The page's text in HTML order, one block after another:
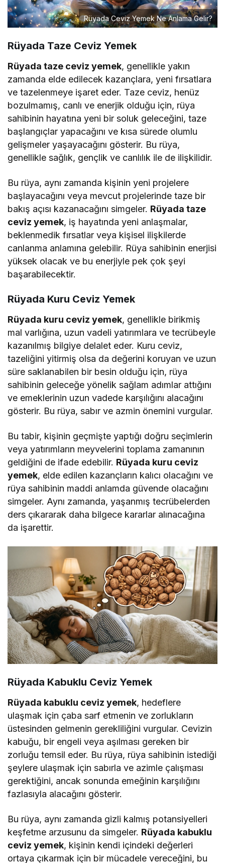
Rüyada Ceviz Yemek Ne Anlama Gelir?
Rüyada Taze Ceviz Yemek
Rüyada taze ceviz yemek, genellikle yakın
zamanda elde edilecek kazançlara, yeni fırsatlara
ve tazelenmeye işaret eder. Taze ceviz, henüz
bozulmamış, canlı ve enerjik olduğu için, rüya
sahibinin hayatına yeni bir soluk geleceğini, taze
başlangıçlar yapacağını ve kısa sürede olumlu
gelişmeler yaşayacağını gösterir. Bu rüya,
genellikle sağlık, gençlik ve canlılık ile de ilişkilidir.
Bu rüya, aynı zamanda kişinin yeni projelere
başlayacağını veya mevcut projelerinde taze bir
bakış açısı kazanacağını simgeler. Rüyada taze
ceviz yemek, iş hayatında yeni anlaşmalar,
beklenmedik fırsatlar veya kişisel ilişkilerde
canlanma anlamına gelebilir. Rüya sahibinin enerjisi
yüksek olacak ve bu enerjiyle pek çok şeyi
başarabilecektir.
Rüyada Kuru Ceviz Yemek
Rüyada kuru ceviz yemek, genellikle birikmiş
mal varlığına, uzun vadeli yatırımlara ve tecrübeyle
kazanılmış bilgiye delalet eder. Kuru ceviz,
tazeliğini yitirmiş olsa da değerini koruyan ve uzun
süre saklanabilen bir besin olduğu için, rüya
sahibinin geleceğe yönelik sağlam adımlar attığını
ve emeklerinin uzun vadede karşılığını alacağını
gösterir. Bu rüya, sabır ve azmin önemini vurgular.
Bu tabir, kişinin geçmişte yaptığı doğru seçimlerin
veya yatırımların meyvelerini toplama zamanının
geldiğini de ifade edebilir. Rüyada kuru ceviz
yemek, elde edilen kazançların kalıcı olacağını ve
rüya sahibinin maddi anlamda güvende olacağını
simgeler. Aynı zamanda, yaşanmış tecrübelerden
ders çıkararak daha bilgece kararlar alınacağına
da işarettir.
Rüyada Kabuklu Ceviz Yemek
Rüyada kabuklu ceviz yemek, hedeflere
ulaşmak için çaba sarf etmenin ve zorlukların
üstesinden gelmenin gerekliliğini vurgular. Cevizin
kabuğu, bir engeli veya aşılması gereken bir
zorluğu temsil eder. Bu rüya, rüya sahibinin istediği
şeylere ulaşmak için sabırla ve azimle çalışması
gerektiğini, ancak sonunda emeğinin karşılığını
fazlasıyla alacağını gösterir.
Bu rüya, aynı zamanda gizli kalmış potansiyelleri
keşfetme arzusunu da simgeler. Rüyada kabuklu
ceviz yemek, kişinin kendi içindeki değerleri
ortaya çıkarmak için bir mücadele vereceğini, bu